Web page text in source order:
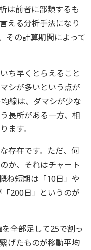
は前者に部類するも
える分析手法になり
その計算期間によって
ち早くとらえること
シが多いという点が
線は、ダマシが少な
長所がある一方、相
ます。
存在です。ただ、何
か、それはチャート
ね短期は「10日」や
「200日」というのが
全部足して25で割っ
げたものが移動平均